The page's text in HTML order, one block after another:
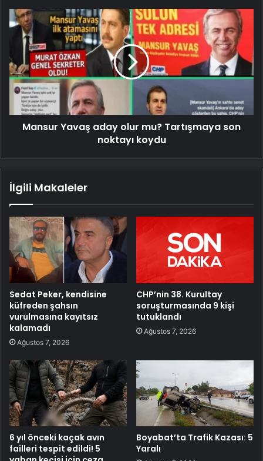
Mansur Yavaş aday olur mu? Tartışmaya son
noktayı koydu
İlgili Makaleler
Sedat Peker, kendisine
küfreden şahsın
vurulmasına kayıtsız
kalamadı
Ağustos 7, 2026
CHP’nin 38. Kurultay
soruşturmasında 9 kişi
tutuklandı
Ağustos 7, 2026
6 yıl önceki kaçak avın
failleri tespit edildi! 5
Boyabat’ta Trafik Kazası: 5
Yaralı